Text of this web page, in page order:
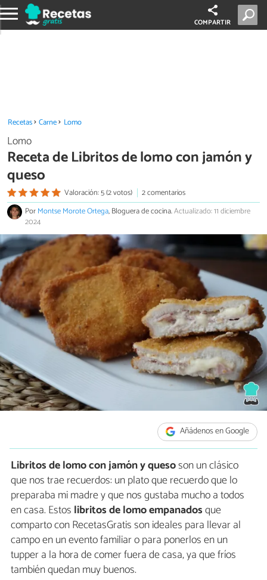
COMPARTIR
Recetas Carne Lomo
Lomo
Receta de Libritos de lomo con jamón y
queso
Valoración: 5 (2 votos)
2 comentarios
PorMontse Morote Ortega, Bloguera de cocina.Actualizado: 11 diciembre
2024
Añádenos en Google
Libritos de lomo con jamón y quesoson un clásico
que nos trae recuerdos: un plato que recuerdo que lo
preparaba mi madre y que nos gustaba mucho a todos
en casa. Estos libritos de lomo empanadosque
comparto con RecetasGratis son ideales para llevar al
campo en un evento familiar o para ponerlos en un
tupper a la hora de comer fuera de casa, ya que fríos
también quedan muy buenos.